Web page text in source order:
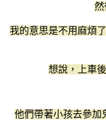
然
我的意思是不用麻煩
想說，上車
他們帶著小孩去參加